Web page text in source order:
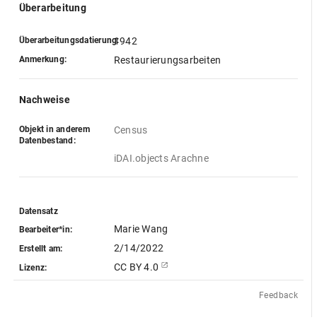
Überarbeitung
Überarbeitungsdatierung:1942
Anmerkung: Restaurierungsarbeiten
Nachweise
Objekt in anderem
Datenbestand:
Census
iDAI.objects Arachne
Datensatz
Bearbeiter*in:
Marie Wang
Erstellt am: 2/14/2022
Lizenz: CC BY 4.0
Feedback